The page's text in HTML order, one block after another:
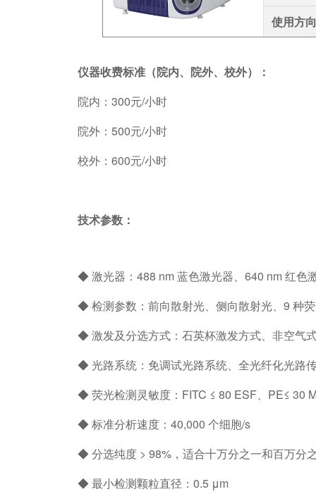
使用方向
仪器收费标准（院内、院外、校外）：
院内：300元/小时
院外：500元/小时
校外：600元/小时
技术参数：
◆ 激光器：488 nm 蓝色激光器、640 nm 红色
◆ 检测参数：前向散射光、侧向散射光、9 种
◆ 激发及分选方式：石英杯激发方式、非空气
◆ 光路系统：免调试光路系统、全光纤化光路
◆ 荧光检测灵敏度：FITC ≤ 80 ESF、PE≤ 30
◆ 标准分析速度：40,000 个细胞/s
◆ 分选纯度 > 98%，适合十万分之一和百万分
◆ 最小检测颗粒直径：0.5 μm